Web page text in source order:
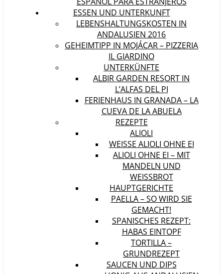
ESSEN UND UNTERKUNFT
LEBENSHALTUNGSKOSTEN IN
ANDALUSIEN 2016
GEHEIMTIPP IN MOJÁCAR – PIZZERIA
IL GIARDINO
UNTERKÜNFTE
ALBIR GARDEN RESORT IN
L’ALFAS DEL PI
FERIENHAUS IN GRANADA – LA
CUEVA DE LA ABUELA
REZEPTE
ALIOLI
WEISSE ALIOLI OHNE EI
ALIOLI OHNE EI – MIT
MANDELN UND
WEISSBROT
HAUPTGERICHTE
PAELLA – SO WIRD SIE
GEMACHT!
SPANISCHES REZEPT:
HABAS EINTOPF
TORTILLA –
GRUNDREZEPT
SAUCEN UND DIPS